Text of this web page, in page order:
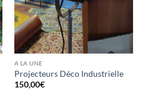
A LA UNE
Projecteurs Déco Industrielle
150,00€